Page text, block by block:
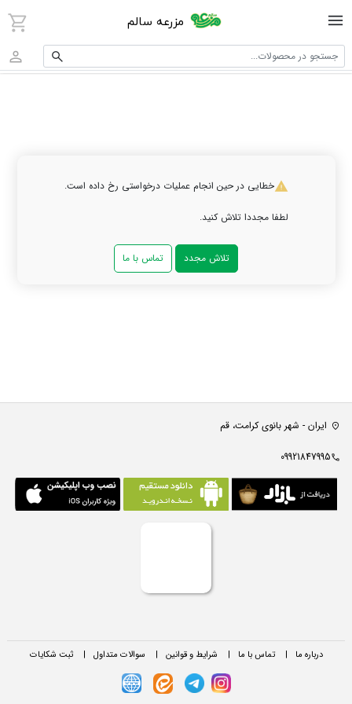
مزرعه سالم
جستجو در محصولات...
خطایی در حین انجام عملیات درخواستی رخ داده است.
لطفا مجددا تلاش کنید.
تلاش مجدد تماس با ما
ایران - شهر بانوی کرامت، قم
09921847995
درباره ما | تماس با ما | شرایط و قوانین | سوالات متداول | ثبت شکایات